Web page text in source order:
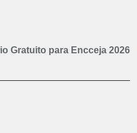
Gratuito para Encceja 2026